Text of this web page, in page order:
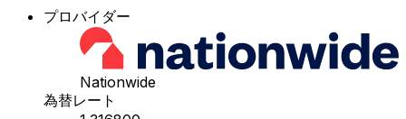
プロバイダー
Nationwide
為替レート